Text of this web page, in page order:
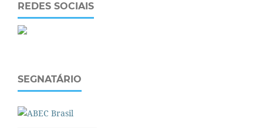
REDES SOCIAIS
SEGNATÁRIO